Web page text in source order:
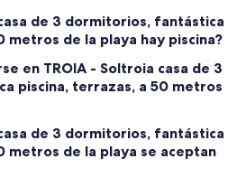
de 3 dormitorios, fantástica
metros de la playa hay piscina?
en TROIA - Soltroia casa de 3
piscina, terrazas, a 50 metros
de 3 dormitorios, fantástica
metros de la playa se aceptan